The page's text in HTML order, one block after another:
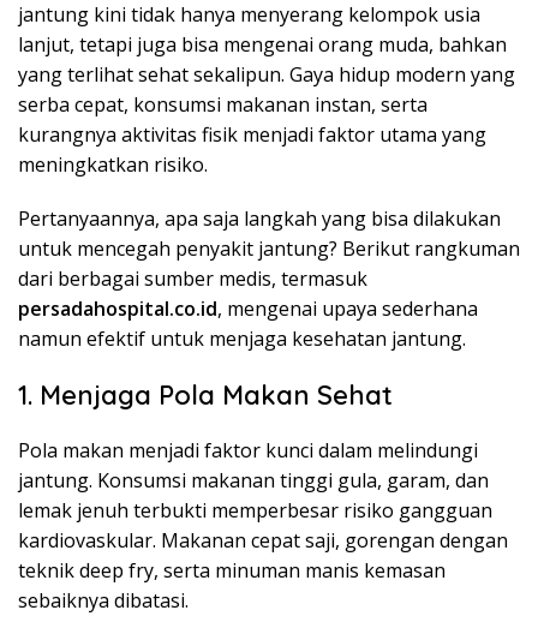
jantung kini tidak hanya menyerang kelompok usia
lanjut, tetapi juga bisa mengenai orang muda, bahkan
yang terlihat sehat sekalipun. Gaya hidup modern yang
serba cepat, konsumsi makanan instan, serta
kurangnya aktivitas fisik menjadi faktor utama yang
meningkatkan risiko.
Pertanyaannya, apa saja langkah yang bisa dilakukan
untuk mencegah penyakit jantung? Berikut rangkuman
dari berbagai sumber medis, termasuk
persadahospital.co.id, mengenai upaya sederhana
namun efektif untuk menjaga kesehatan jantung.
1. Menjaga Pola Makan Sehat
Pola makan menjadi faktor kunci dalam melindungi
jantung. Konsumsi makanan tinggi gula, garam, dan
lemak jenuh terbukti memperbesar risiko gangguan
kardiovaskular. Makanan cepat saji, gorengan dengan
teknik deep fry, serta minuman manis kemasan
sebaiknya dibatasi.